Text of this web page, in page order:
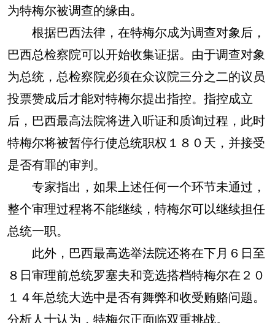
为特梅尔被调查的缘由。
根据巴西法律，在特梅尔成为调查对象后，
巴西总检察院可以开始收集证据。由于调查对象
为总统，总检察院必须在众议院三分之二的议员
投票赞成后才能对特梅尔提出指控。指控成立
后，巴西最高法院将进入听证和质询过程，此时
特梅尔将被暂停行使总统职权１８０天，并接受
是否有罪的审判。
专家指出，如果上述任何一个环节未通过，
整个审理过程将不能继续，特梅尔可以继续担任
总统一职。
此外，巴西最高选举法院还将在下月６日至
８日审理前总统罗塞夫和竞选搭档特梅尔在２０
１４年总统大选中是否有舞弊和收受贿赂问题。
分析人士认为，特梅尔正面临双重挑战。